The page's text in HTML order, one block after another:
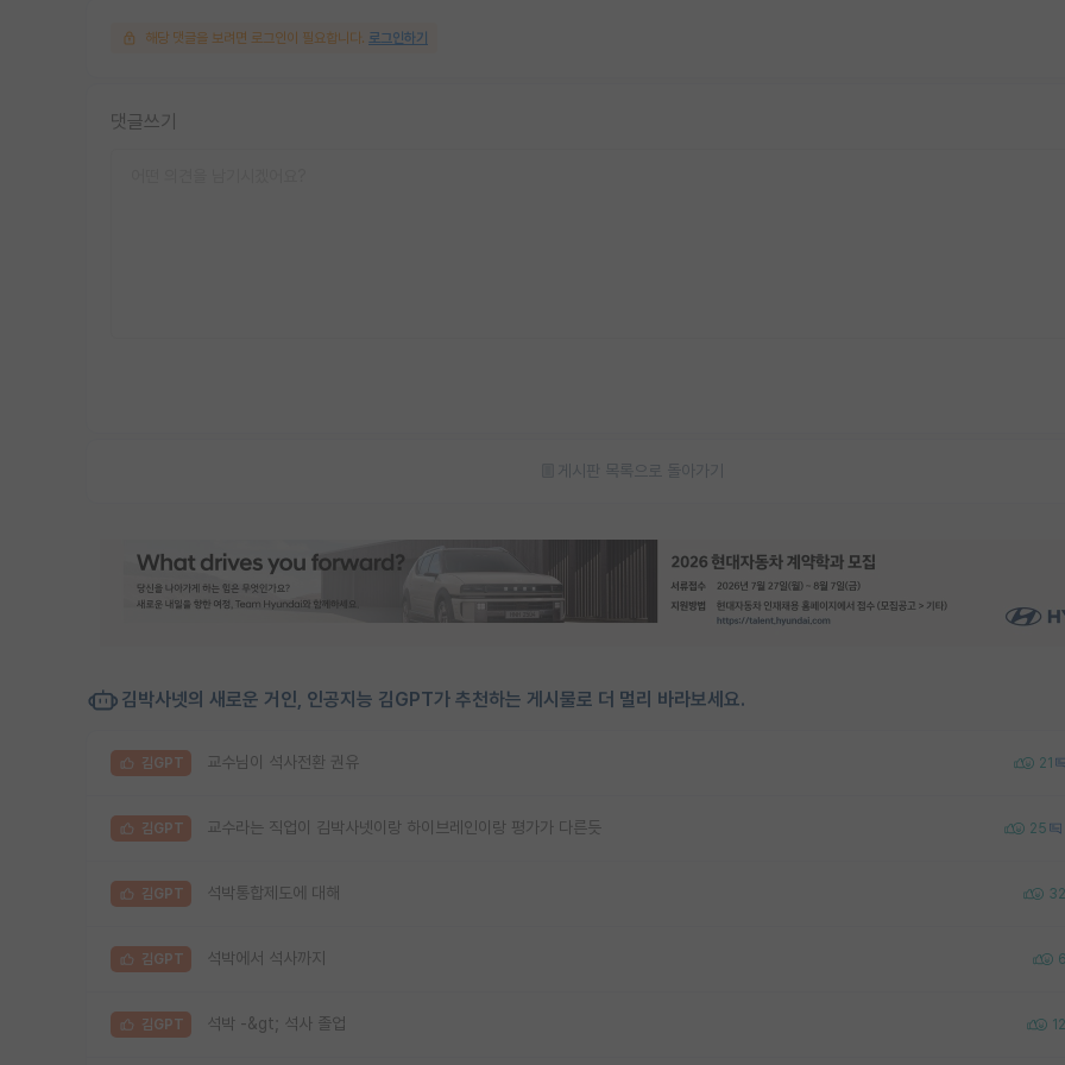
해당 댓글을 보려면 로그인이 필요합니다. 로그인하기
댓글쓰기
게시판 목록으로 돌아가기
김박사넷의 새로운 거인, 인공지능 김GPT가 추천하는 게시물로 더 멀리 바라보세요.
김GPT 교수님이 석사전환 권유 21
김GPT 교수라는 직업이 김박사넷이랑 하이브레인이랑 평가가 다른듯 25
김GPT 석박통합제도에 대해 32
김GPT 석박에서 석사까지
김GPT 석박 -&gt; 석사 졸업 12